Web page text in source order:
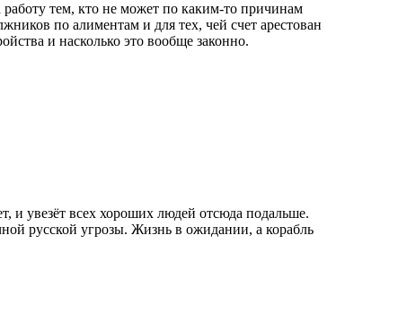
тем, кто не может по каким-то причинам
по алиментам и для тех, чей счет арестован
и насколько это вообще законно.
и увезёт всех хороших людей отсюда подальше.
русской угрозы. Жизнь в ожидании, а корабль